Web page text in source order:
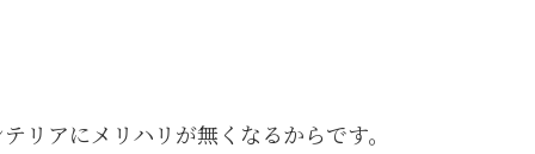
リアにメリハリが無くなるからです。